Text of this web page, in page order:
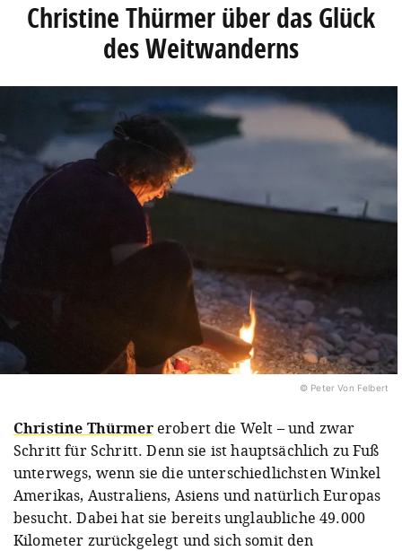
Christine Thürmer über das Glück
des Weitwanderns
© Peter Von Felbert
Christine Thürmererobert die Welt – und zwar
Schritt für Schritt. Denn sie ist hauptsächlich zu Fuß
unterwegs, wenn sie die unterschiedlichsten Winkel
Amerikas, Australiens, Asiens und natürlich Europas
besucht. Dabei hat sie bereits unglaubliche 49.000
Kilometer zurückgelegt und sich somit den